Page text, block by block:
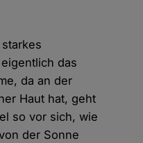
das
da an der
Haut hat, geht
so vor sich, wie
der Sonne